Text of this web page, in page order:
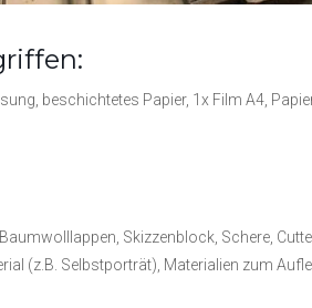
beschichtetes Papier, 1x Film A4,
Skizzenblock, Schere,
(z.B. Selbstporträt), Materialien zum